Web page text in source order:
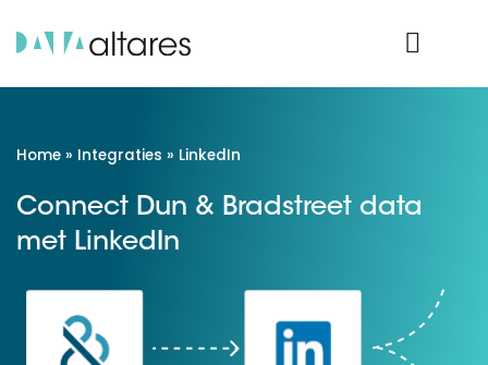
Home » Integraties » LinkedIn
Connect Dun & Bradstreet data
met LinkedIn